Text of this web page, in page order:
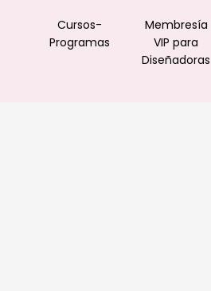
Cursos-
Programas
Membresía
VIP para
Diseñadoras